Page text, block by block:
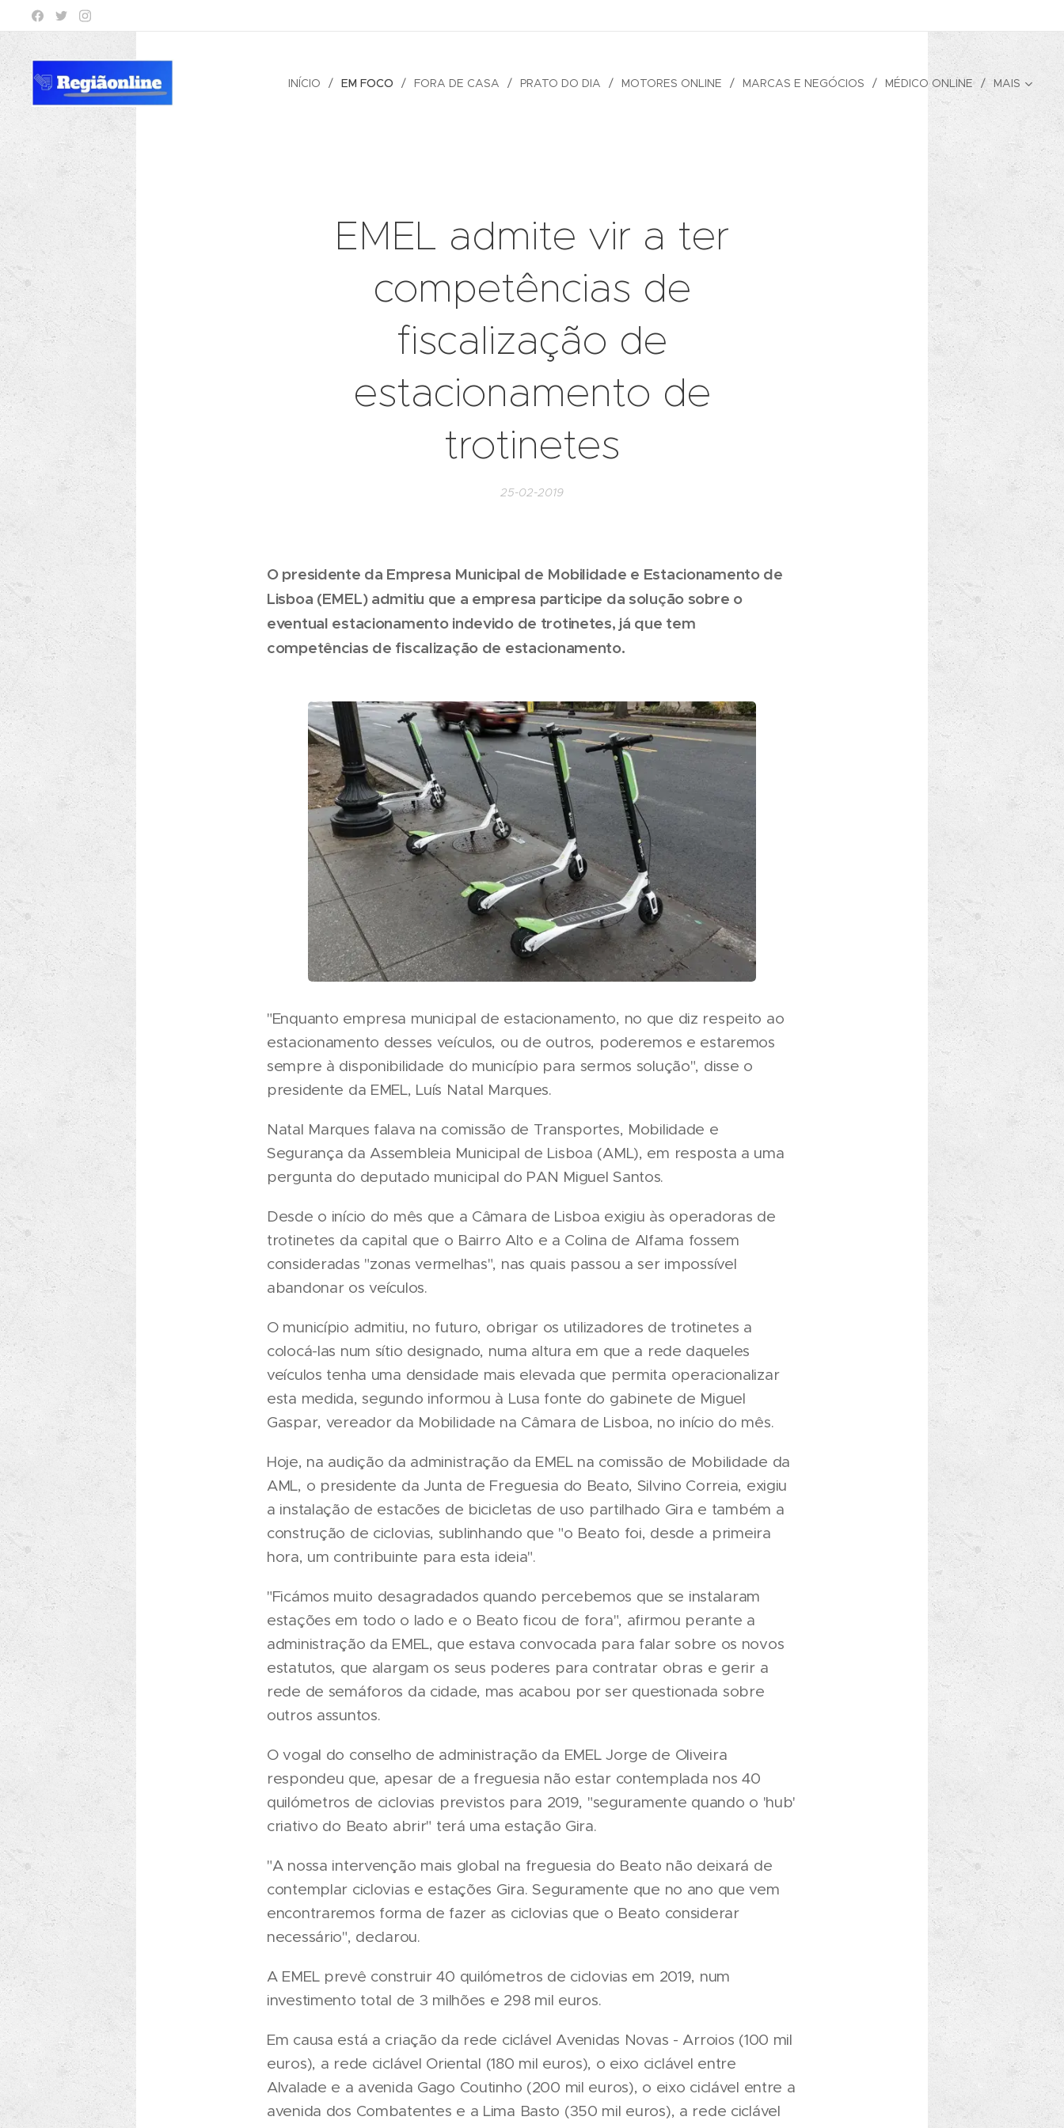
INÍCIO EM FOCO FORA DE CASA PRATO DO DIA MOTORES ONLINE MARCAS E NEGÓCIOS MÉDICO ONLINE MAIS
EMEL admite vir a ter
competências de
fiscalização de
estacionamento de
trotinetes
25-02-2019
O presidente da Empresa Municipal de Mobilidade e Estacionamento de
Lisboa (EMEL) admitiu que a empresa participe da solução sobre o
eventual estacionamento indevido de trotinetes, já que tem
competências de fiscalização de estacionamento.
"Enquanto empresa municipal de estacionamento, no que diz respeito ao
estacionamento desses veículos, ou de outros, poderemos e estaremos
sempre à disponibilidade do município para sermos solução", disse o
presidente da EMEL, Luís Natal Marques.
Natal Marques falava na comissão de Transportes, Mobilidade e
Segurança da Assembleia Municipal de Lisboa (AML), em resposta a uma
pergunta do deputado municipal do PAN Miguel Santos.
Desde o início do mês que a Câmara de Lisboa exigiu às operadoras de
trotinetes da capital que o Bairro Alto e a Colina de Alfama fossem
consideradas "zonas vermelhas", nas quais passou a ser impossível
abandonar os veículos.
O município admitiu, no futuro, obrigar os utilizadores de trotinetes a
colocá-las num sítio designado, numa altura em que a rede daqueles
veículos tenha uma densidade mais elevada que permita operacionalizar
esta medida, segundo informou à Lusa fonte do gabinete de Miguel
Gaspar, vereador da Mobilidade na Câmara de Lisboa, no início do mês.
Hoje, na audição da administração da EMEL na comissão de Mobilidade da
AML, o presidente da Junta de Freguesia do Beato, Silvino Correia, exigiu
a instalação de estacões de bicicletas de uso partilhado Gira e também a
construção de ciclovias, sublinhando que "o Beato foi, desde a primeira
hora, um contribuinte para esta ideia".
"Ficámos muito desagradados quando percebemos que se instalaram
estações em todo o lado e o Beato ficou de fora", afirmou perante a
administração da EMEL, que estava convocada para falar sobre os novos
estatutos, que alargam os seus poderes para contratar obras e gerir a
rede de semáforos da cidade, mas acabou por ser questionada sobre
outros assuntos.
O vogal do conselho de administração da EMEL Jorge de Oliveira
respondeu que, apesar de a freguesia não estar contemplada nos 40
quilómetros de ciclovias previstos para 2019, "seguramente quando o 'hub'
criativo do Beato abrir" terá uma estação Gira.
"A nossa intervenção mais global na freguesia do Beato não deixará de
contemplar ciclovias e estações Gira. Seguramente que no ano que vem
encontraremos forma de fazer as ciclovias que o Beato considerar
necessário", declarou.
A EMEL prevê construir 40 quilómetros de ciclovias em 2019, num
investimento total de 3 milhões e 298 mil euros.
Em causa está a criação da rede ciclável Avenidas Novas - Arroios (100 mil
euros), a rede ciclável Oriental (180 mil euros), o eixo ciclável entre
Alvalade e a avenida Gago Coutinho (200 mil euros), o eixo ciclável entre a
avenida dos Combatentes e a Lima Basto (350 mil euros), a rede ciclável